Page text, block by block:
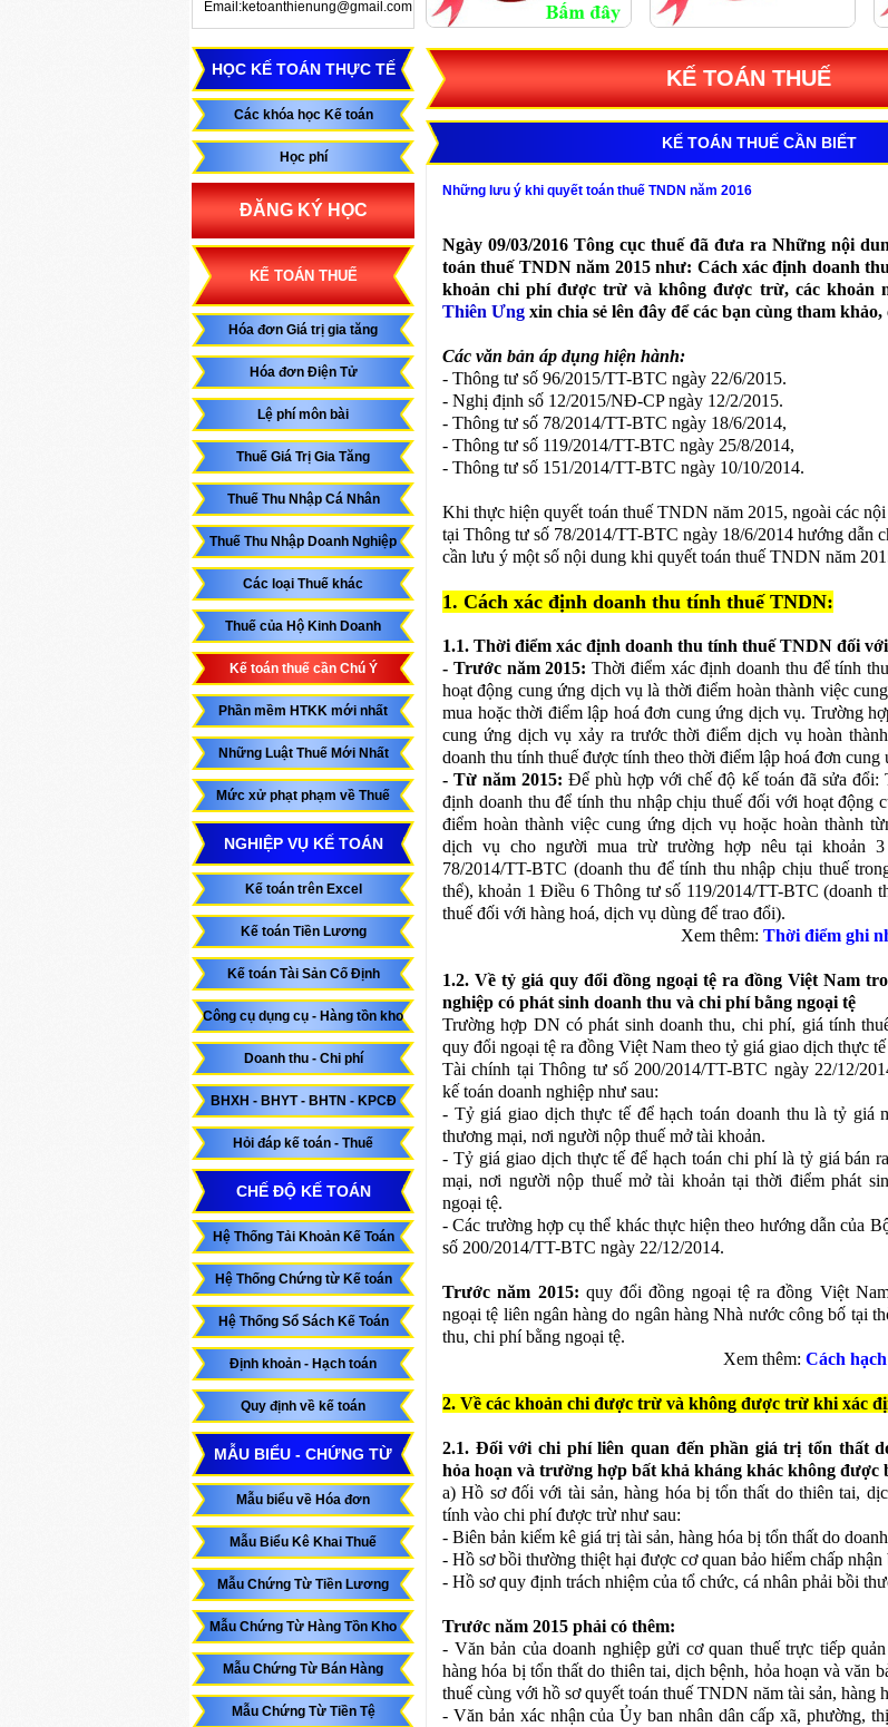
Email:ketoanthienung@gmail.com
HỌC KẾ TOÁN THỰC TẾ
Các khóa học Kế toán
Học phí
ĐĂNG KÝ HỌC
KẾ TOÁN THUẾ
Hóa đơn Giá trị gia tăng
Hóa đơn Điện Tử
Lệ phí môn bài
Thuế Giá Trị Gia Tăng
Thuế Thu Nhập Cá Nhân
Thuế Thu Nhập Doanh Nghiệp
Các loại Thuế khác
Thuế của Hộ Kinh Doanh
Kế toán thuế cần Chú Ý
Phần mềm HTKK mới nhất
Những Luật Thuế Mới Nhất
Mức xử phạt phạm về Thuế
NGHIỆP VỤ KẾ TOÁN
Kế toán trên Excel
Kế toán Tiền Lương
Kế toán Tài Sản Cố Định
Công cụ dụng cụ - Hàng tồn kho
Doanh thu - Chi phí
BHXH - BHYT - BHTN - KPCĐ
Hỏi đáp kế toán - Thuế
CHẾ ĐỘ KẾ TOÁN
Hệ Thống Tải Khoản Kế Toán
Hệ Thống Chứng từ Kế toán
Hệ Thống Sổ Sách Kế Toán
Định khoản - Hạch toán
Quy định về kế toán
MẪU BIỂU - CHỨNG TỪ
Mẫu biểu về Hóa đơn
Mẫu Biểu Kê Khai Thuế
Mẫu Chứng Từ Tiền Lương
Mẫu Chứng Từ Hàng Tồn Kho
Mẫu Chứng Từ Bán Hàng
Mẫu Chứng Từ Tiền Tệ
KẾ TOÁN THUẾ
KẾ TOÁN THUẾ CẦN BIẾT
Những lưu ý khi quyết toán thuế TNDN năm 2016
Ngày 09/03/2016 Tông cục thuế đã đưa ra Những nội
toán thuế TNDN năm 2015 như: Cách xác định doanh
khoản chi phí được trừ và không được trừ, các khoản
Thiên Ưng xin chia sẻ lên đây để các bạn cùng tham
Các văn bản áp dụng hiện hành:
- Thông tư số 96/2015/TT-BTC ngày 22/6/2015.
- Nghị định số 12/2015/NĐ-CP ngày 12/2/2015.
- Thông tư số 78/2014/TT-BTC ngày 18/6/2014,
- Thông tư số 119/2014/TT-BTC ngày 25/8/2014,
- Thông tư số 151/2014/TT-BTC ngày 10/10/2014.
Khi thực hiện quyết toán thuế TNDN năm 2015, ngoài các
tại Thông tư số 78/2014/TT-BTC ngày 18/6/2014 hướng dẫn
cần lưu ý một số nội dung khi quyết toán thuế TNDN năm
1. Cách xác định doanh thu tính thuế TNDN:
1.1. Thời điểm xác định doanh thu tính thuế TNDN đối
- Trước năm 2015: Thời điểm xác định doanh thu để tính
hoạt động cung ứng dịch vụ là thời điểm hoàn thành việc
mua hoặc thời điểm lập hoá đơn cung ứng dịch vụ. Trường
cung ứng dịch vụ xảy ra trước thời điểm dịch vụ hoàn
doanh thu tính thuế được tính theo thời điểm lập hoá đơn cung
- Từ năm 2015:Để phù hợp với chế độ kế toán đã sửa đổi:
định doanh thu để tính thu nhập chịu thuế đối với hoạt động
điểm hoàn thành việc cung ứng dịch vụ hoặc hoàn thành
dịch vụ cho người mua trừ trường hợp nêu tại khoản
78/2014/TT-BTC (doanh thu để tính thu nhập chịu thuế
thể), khoản 1 Điều 6 Thông tư số 119/2014/TT-BTC (doanh
thuế đối với hàng hoá, dịch vụ dùng để trao đổi).
Xem thêm: Thời điểm ghi
1.2. Về tỷ giá quy đổi đồng ngoại tệ ra đồng Việt Nam
nghiệp có phát sinh doanh thu và chi phí bằng ngoại tệ
Trường hợp DN có phát sinh doanh thu, chi phí, giá tính
quy đổi ngoại tệ ra đồng Việt Nam theo tỷ giá giao dịch thực
Tài chính tại Thông tư số 200/2014/TT-BTC ngày 22/12/
kế toán doanh nghiệp như sau:
- Tỷ giá giao dịch thực tế để hạch toán doanh thu là tỷ giá
thương mại, nơi người nộp thuế mở tài khoản.
- Tỷ giá giao dịch thực tế để hạch toán chi phí là tỷ giá bán
mại, nơi người nộp thuế mở tài khoản tại thời điểm phát
ngoại tệ.
- Các trường hợp cụ thể khác thực hiện theo hướng dẫn của
số 200/2014/TT-BTC ngày 22/12/2014.
Trước năm 2015: quy đổi đồng ngoại tệ ra đồng Việt
ngoại tệ liên ngân hàng do ngân hàng Nhà nước công bố tại
thu, chi phí bằng ngoại tệ.
Xem thêm: Cách
2. Về các khoản chi được trừ và không được trừ khi xác
2.1. Đối với chi phí liên quan đến phần giá trị tổn thất
hỏa hoạn và trường hợp bất khả kháng khác không được
a) Hồ sơ đối với tài sản, hàng hóa bị tổn thất do thiên tai,
tính vào chi phí được trừ như sau:
- Biên bản kiểm kê giá trị tài sản, hàng hóa bị tổn thất do
- Hồ sơ bồi thường thiệt hại được cơ quan bảo hiểm chấp
- Hồ sơ quy định trách nhiệm của tổ chức, cá nhân phải bồi
Trước năm 2015 phải có thêm:
- Văn bản của doanh nghiệp gửi cơ quan thuế trực tiếp
hàng hóa bị tổn thất do thiên tai, dịch bệnh, hỏa hoạn và văn
thuế cùng với hồ sơ quyết toán thuế TNDN năm tài sản, hàng
- Văn bản xác nhận của Ủy ban nhân dân cấp xã, phường,